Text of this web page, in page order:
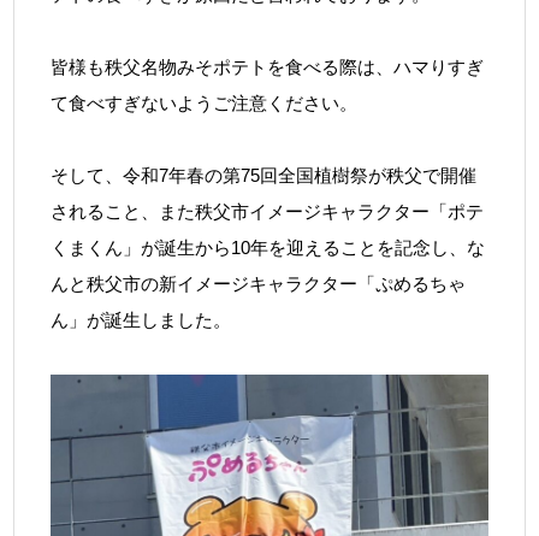
皆様も秩父名物みそポテトを食べる際は、ハマりすぎ
て食べすぎないようご注意ください。
そして、令和7年春の第75回全国植樹祭が秩父で開催
されること、また秩父市イメージキャラクター「ポテ
くまくん」が誕生から10年を迎えることを記念し、な
んと秩父市の新イメージキャラクター「ぷめるちゃ
ん」が誕生しました。